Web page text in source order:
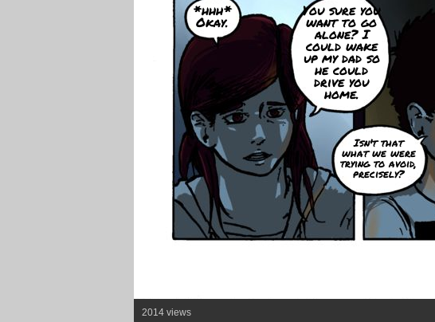
*hhh*
Okay.
You sure you
want to go
alone? I
could wake
up my dad so
he could
drive you
home.
Isn't that
what we were
trying to avoid,
precisely?
2014 views